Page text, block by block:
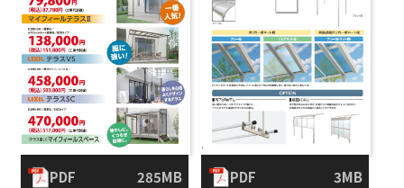
PDF 285MB PDF 3MB